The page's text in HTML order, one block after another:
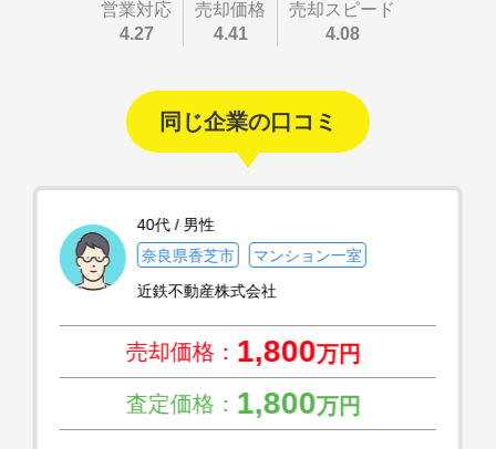
営業対応
4.27
売却価格
4.41
売却スピード
4.08
同じ企業の口コミ
40代 / 男性
奈良県香芝市
マンション一室
近鉄不動産株式会社
売却価格： 1,800万円
査定価格： 1,800万円